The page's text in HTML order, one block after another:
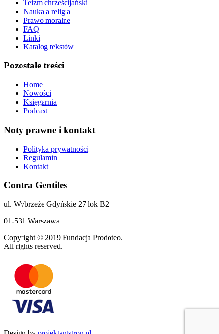
Teizm chrześcijański
Nauka a religia
Prawo moralne
FAQ
Linki
Katalog tekstów
Pozostałe treści
Home
Nowości
Księgarnia
Podcast
Noty prawne i kontakt
Polityka prywatności
Regulamin
Kontakt
Contra Gentiles
ul. Wybrzeże Gdyńskie 27 lok B2
01-531 Warszawa
Copyright © 2019 Fundacja Prodoteo.
All rights reserved.